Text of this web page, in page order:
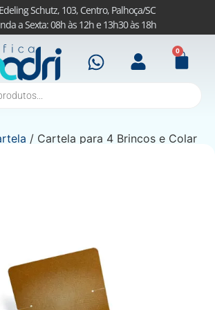
Schutz, 103, Centro, Palhoça/SC
a Sexta: 08h às 12h e 13h30 às 18h
0
/ Cartela para 4 Brincos e Colar